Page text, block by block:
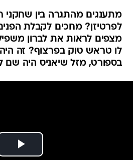
מתענגים מהתגרה בין שחקני
לפרטיזן? מחכים לקבלת
מצפים לראות את לברון
לו טראש טוק בפרצוף? זה
בספורט, מזל שיאניס היה שם